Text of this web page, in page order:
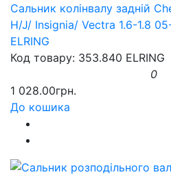
Сальник колінвалу задній
H/J/ Insignia/ Vectra 1.6-1.8
ELRING
Код товару: 353.840 ELRING
0
1 028.00грн.
До кошика